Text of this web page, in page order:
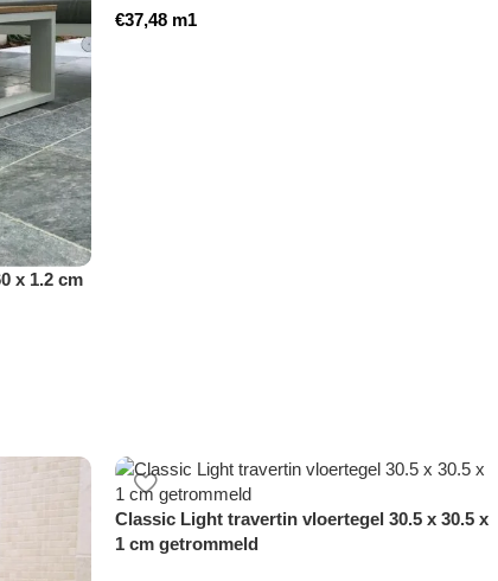
x 1.2 cm
€37,48 m1
Classic Light travertin vloertegel 30.5 x 30.5 x
1 cm getrommeld